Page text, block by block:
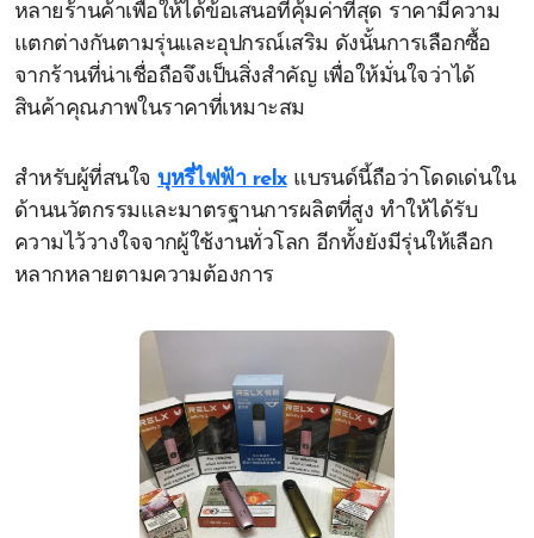
หลายร้านค้าเพื่อให้ได้ข้อเสนอที่คุ้มค่าที่สุด ราคามีความ
แตกต่างกันตามรุ่นและอุปกรณ์เสริม ดังนั้นการเลือกซื้อ
จากร้านที่น่าเชื่อถือจึงเป็นสิ่งสำคัญ เพื่อให้มั่นใจว่าได้
สินค้าคุณภาพในราคาที่เหมาะสม
สำหรับผู้ที่สนใจบุหรี่ไฟฟ้า relxแบรนด์นี้ถือว่าโดดเด่นใน
ด้านนวัตกรรมและมาตรฐานการผลิตที่สูง ทำให้ได้รับ
ความไว้วางใจจากผู้ใช้งานทั่วโลก อีกทั้งยังมีรุ่นให้เลือก
หลากหลายตามความต้องการ